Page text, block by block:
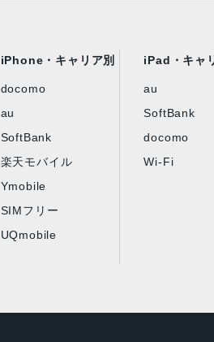
iPhone・キャリア別
docomo
au
SoftBank
楽天モバイル
Ymobile
SIMフリー
UQmobile
iPad・キャ
au
SoftBank
docomo
Wi-Fi